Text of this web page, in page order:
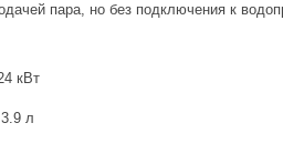
пара, но без подключения к
кВт
3.9 л